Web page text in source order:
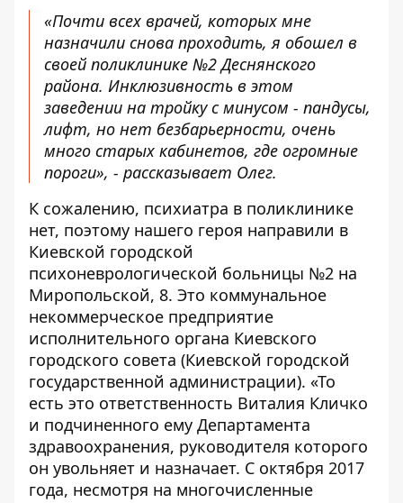
«Почти всех врачей, которых мне
назначили снова проходить, я обошел в
своей поликлинике №2 Деснянского
района. Инклюзивность в этом
заведении на тройку с минусом - пандусы,
лифт, но нет безбарьерности, очень
много старых кабинетов, где огромные
пороги», - рассказывает Олег.
К сожалению, психиатра в поликлинике
нет, поэтому нашего героя направили в
Киевской городской
психоневрологической больницы №2 на
Миропольской, 8. Это коммунальное
некоммерческое предприятие
исполнительного органа Киевского
городского совета (Киевской городской
государственной администрации). «То
есть это ответственность Виталия Кличко
и подчиненного ему Департамента
здравоохранения, руководителя которого
он увольняет и назначает. С октября 2017
года, несмотря на многочисленные